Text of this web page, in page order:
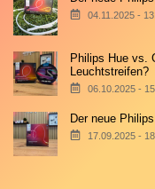
04.11.2025 -
Philips Hue vs.
Leuchtstreifen?
06.10.2025 -
Der neue
17.09.2025 -